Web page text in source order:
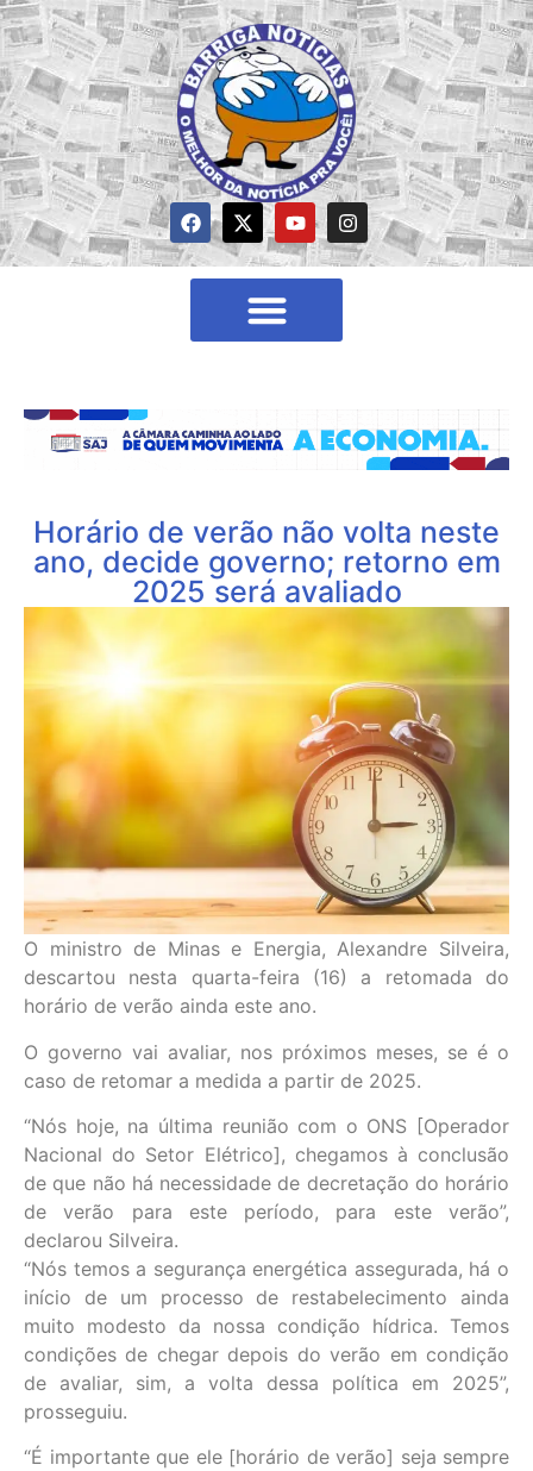
Horário de verão não volta neste
ano, decide governo; retorno em
2025 será avaliado
O ministro de Minas e Energia, Alexandre Silveira,
descartou nesta quarta-feira (16) a retomada do
horário de verão ainda este ano.
O governo vai avaliar, nos próximos meses, se é o
caso de retomar a medida a partir de 2025.
“Nós hoje, na última reunião com o ONS [Operador
Nacional do Setor Elétrico], chegamos à conclusão
de que não há necessidade de decretação do horário
de verão para este período, para este verão”,
declarou Silveira.
“Nós temos a segurança energética assegurada, há o
início de um processo de restabelecimento ainda
muito modesto da nossa condição hídrica. Temos
condições de chegar depois do verão em condição
de avaliar, sim, a volta dessa política em 2025”,
prosseguiu.
“É importante que ele [horário de verão] seja sempre